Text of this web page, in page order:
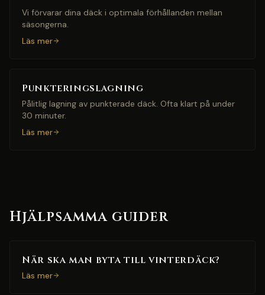
Vi förvarar dina däck i optimala förhållanden mellan
säsongerna.
Läs mer
Punkteringslagning
Pålitlig lagning av punkterade däck. Ofta klart på under
30 minuter.
Läs mer
Hjälpsamma guider
När ska man byta till vinterdäck?
Läs mer